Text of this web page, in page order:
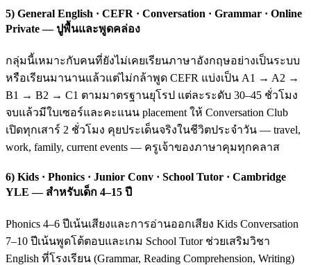
5) General English · CEFR · Conversation · Grammar · Online
Private — ปูพื้นและพูดคล่อง
กลุ่มนี้เหมาะกับคนที่ยังไม่เคยเรียนภาษาอังกฤษอย่างเป็นระบบ
หรือเรียนมานานแล้วแต่ไม่กล้าพูด CEFR แบ่งเป็น A1 → A2 →
B1 → B2 → C1 ตามมาตรฐานยุโรป แต่ละระดับ 30–45 ชั่วโมง
จบแล้วมีใบเซอร์และคะแนน placement ให้ Conversation Club
เปิดทุกเสาร์ 2 ชั่วโมง คุยประเด็นจริงในชีวิตประจำวัน — travel,
work, family, current events — ครูเจ้าของภาษาคุมทุกคลาส
6) Kids · Phonics · Junior Conv · School Tutor · Cambridge
YLE — สำหรับเด็ก 4–15 ปี
Phonics 4–6 ปีเน้นเสียงและการอ่านออกเสียง Kids Conversation
7–10 ปีเน้นพูดโต้ตอบและเกม School Tutor ช่วยเสริมวิชา
English ที่โรงเรียน (Grammar, Reading Comprehension, Writing)